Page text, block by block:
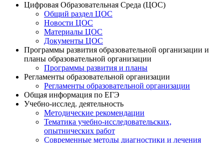
Цифровая Образовательная Среда (ЦОС)
Общий раздел ЦОС
Новости ЦОС
Материалы ЦОС
Документы ЦОС
Программы развития образовательной организации и
планы образовательной организации
Программы развития и планы
Регламенты образовательной организации
Регламенты образовательной организации
Общая информация по ЕГЭ
Учебно-исслед. деятельность
Методические рекомендации
Тематика учебно-исследовательских,
опытнических работ
Современные методы диагностики и лечения